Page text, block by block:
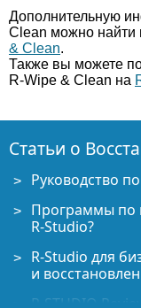
Дополнительную
Clean можно найти
& Clean.
Также вы можете
R-Wipe & Clean на
Статьи о
Руководство
Программы по
R-Studio?
R-Studio для
и
R-STUDIO